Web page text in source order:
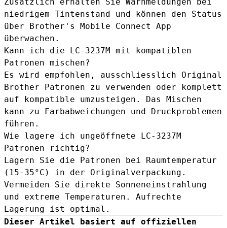
Zusätzlich erhalten Sie Warnmeldungen bei
niedrigem Tintenstand und können den Status
über Brother's Mobile Connect App
überwachen.
Kann ich die LC-3237M mit kompatiblen
Patronen mischen?
Es wird empfohlen, ausschliesslich Original
Brother Patronen zu verwenden oder komplett
auf kompatible umzusteigen. Das Mischen
kann zu Farbabweichungen und Druckproblemen
führen.
Wie lagere ich ungeöffnete LC-3237M
Patronen richtig?
Lagern Sie die Patronen bei Raumtemperatur
(15-35°C) in der Original­verpackung.
Vermeiden Sie direkte Sonnen­einstrahlung
und extreme Temperaturen. Aufrechte
Lagerung ist optimal.
Dieser Artikel basiert auf offiziellen